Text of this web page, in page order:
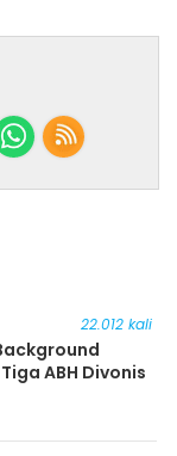
22.012 kali
ABH Divonis